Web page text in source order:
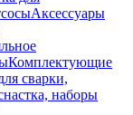
Аксессуары
Комплектующие
сварки,
наборы